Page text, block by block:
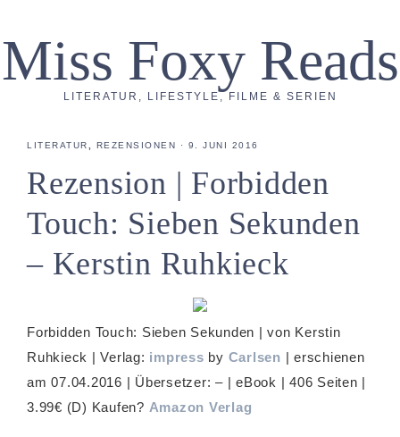
Miss Foxy Reads
LITERATUR, LIFESTYLE, FILME & SERIEN
LITERATUR REZENSIONEN · 9. JUNI 2016
Rezension | Forbidden
Touch: Sieben Sekunden
– Kerstin Ruhkieck
Forbidden Touch: Sieben Sekunden | von Kerstin
Ruhkieck | Verlag: impress by Carlsen | erschienen
am 07.04.2016 | Übersetzer: – | eBook | 406 Seiten |
3.99€ (D) Kaufen? Amazon Verlag